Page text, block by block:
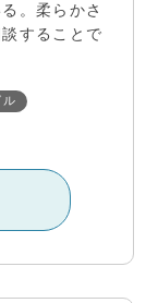
。柔らかさ
することで
ル